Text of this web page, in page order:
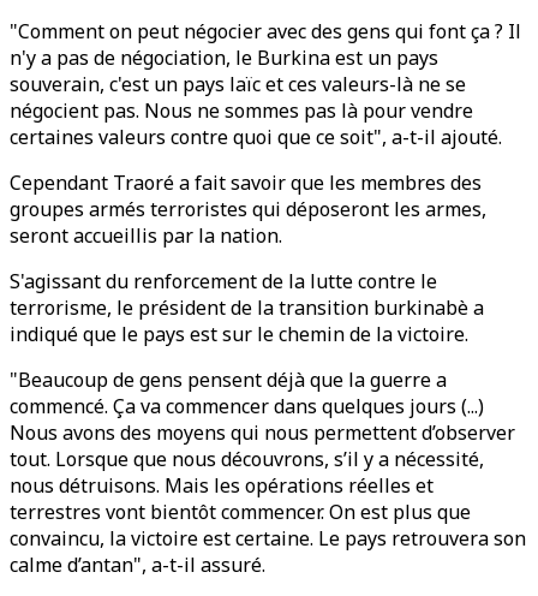
"Comment on peut négocier avec des gens qui font ça ? Il
n'y a pas de négociation, le Burkina est un pays
souverain, c'est un pays laïc et ces valeurs-là ne se
négocient pas. Nous ne sommes pas là pour vendre
certaines valeurs contre quoi que ce soit", a-t-il ajouté.
Cependant Traoré a fait savoir que les membres des
groupes armés terroristes qui déposeront les armes,
seront accueillis par la nation.
S'agissant du renforcement de la lutte contre le
terrorisme, le président de la transition burkinabè a
indiqué que le pays est sur le chemin de la victoire.
"Beaucoup de gens pensent déjà que la guerre a
commencé. Ça va commencer dans quelques jours (...)
Nous avons des moyens qui nous permettent d’observer
tout. Lorsque que nous découvrons, s’il y a nécessité,
nous détruisons. Mais les opérations réelles et
terrestres vont bientôt commencer. On est plus que
convaincu, la victoire est certaine. Le pays retrouvera son
calme d’antan", a-t-il assuré.